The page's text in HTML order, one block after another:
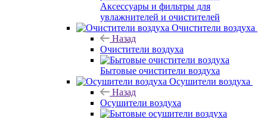
Аксессуары и фильтры для
увлажнителей и очистителей
Очистители воздуха
Назад
Очистители воздуха
Бытовые очистители воздуха
Осушители воздуха
Назад
Осушители воздуха